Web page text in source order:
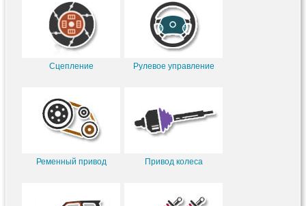
Сцепление Рулевое управление
Ременный привод Привод колеса